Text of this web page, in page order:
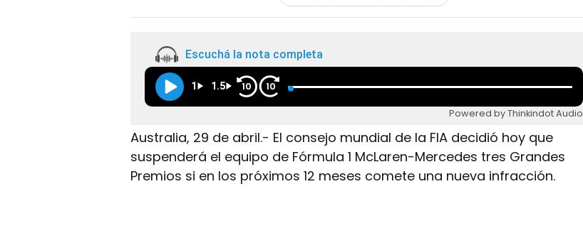
Escuchá la nota completa
1 1.5 10 10
Powered by Thinkindot Audio
Australia, 29 de abril.- El consejo mundial de la FIA decidió hoy que
suspenderá el equipo de Fórmula 1 McLaren-Mercedes tres Grandes
Premios si en los próximos 12 meses comete una nueva infracción.